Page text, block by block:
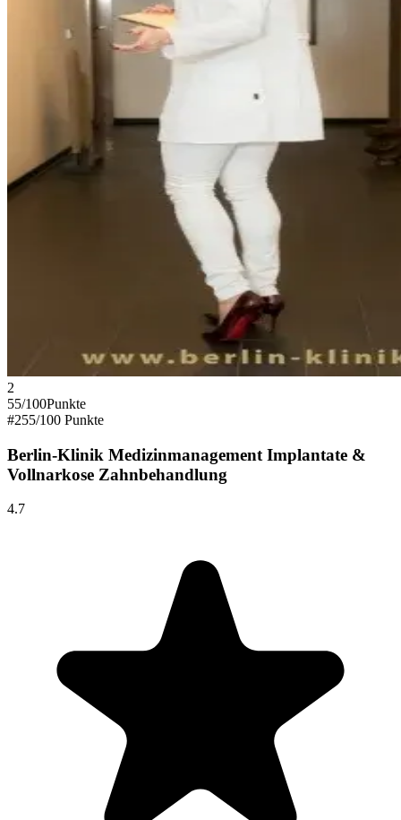
2
55/100Punkte
#255/100 Punkte
Berlin-Klinik Medizinmanagement Implantate &
Vollnarkose Zahnbehandlung
4.7